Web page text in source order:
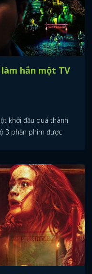
hẳn một TV
khởi đầu quá thành
3 phần phim được